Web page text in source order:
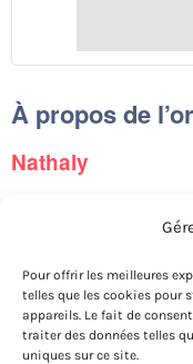
Pour offrir les meilleures
telles que les cookies pour
appareils. Le fait de
traiter des données telles
uniques sur ce site.
À propos de
Nathaly